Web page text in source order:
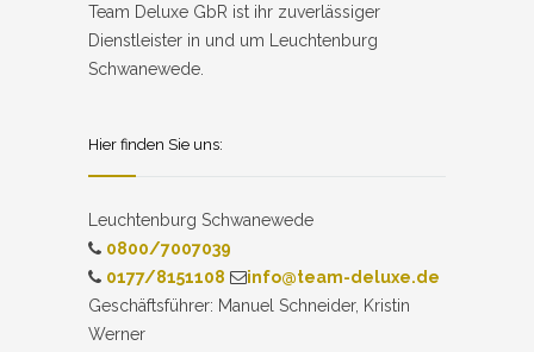
Team Deluxe GbR ist ihr zuverlässiger
Dienstleister in und um Leuchtenburg
Schwanewede.
Hier finden Sie uns:
Leuchtenburg Schwanewede
0800/7007039
0177/8151108
info@team-deluxe.de
Geschäftsführer: Manuel Schneider, Kristin
Werner